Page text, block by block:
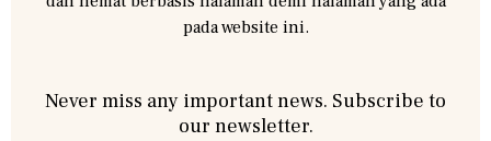
pada website ini.
Never miss any important news. Subscribe to
our newsletter.